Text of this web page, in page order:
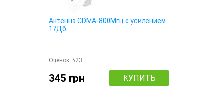
Антенна CDMA-800Мгц с усилением
17Дб
Оценок: 623
345 грн КУПИТЬ